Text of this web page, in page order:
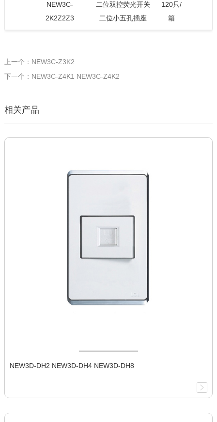
NEW3C-
2K2Z2Z3
二位双控荧光开关
二位小五孔插座
120只/
箱
上一个：NEW3C-Z3K2
下一个：NEW3C-Z4K1 NEW3C-Z4K2
相关产品
NEW3D-DH2 NEW3D-DH4 NEW3D-DH8